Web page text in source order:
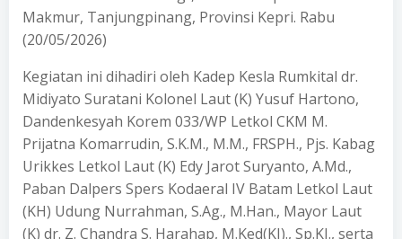
Makmur, Tanjungpinang, Provinsi Kepri. Rabu
(20/05/2026)
Kegiatan ini dihadiri oleh Kadep Kesla Rumkital dr.
Midiyato Suratani Kolonel Laut (K) Yusuf Hartono,
Dandenkesyah Korem 033/WP Letkol CKM M.
Prijatna Komarrudin, S.K.M., M.M., FRSPH., Pjs. Kabag
Urikkes Letkol Laut (K) Edy Jarot Suryanto, A.Md.,
Paban Dalpers Spers Kodaeral IV Batam Letkol Laut
(KH) Udung Nurrahman, S.Ag., M.Han., Mayor Laut
(K) dr. Z. Chandra S. Harahap, M.Ked(KJ)., Sp.KJ., serta